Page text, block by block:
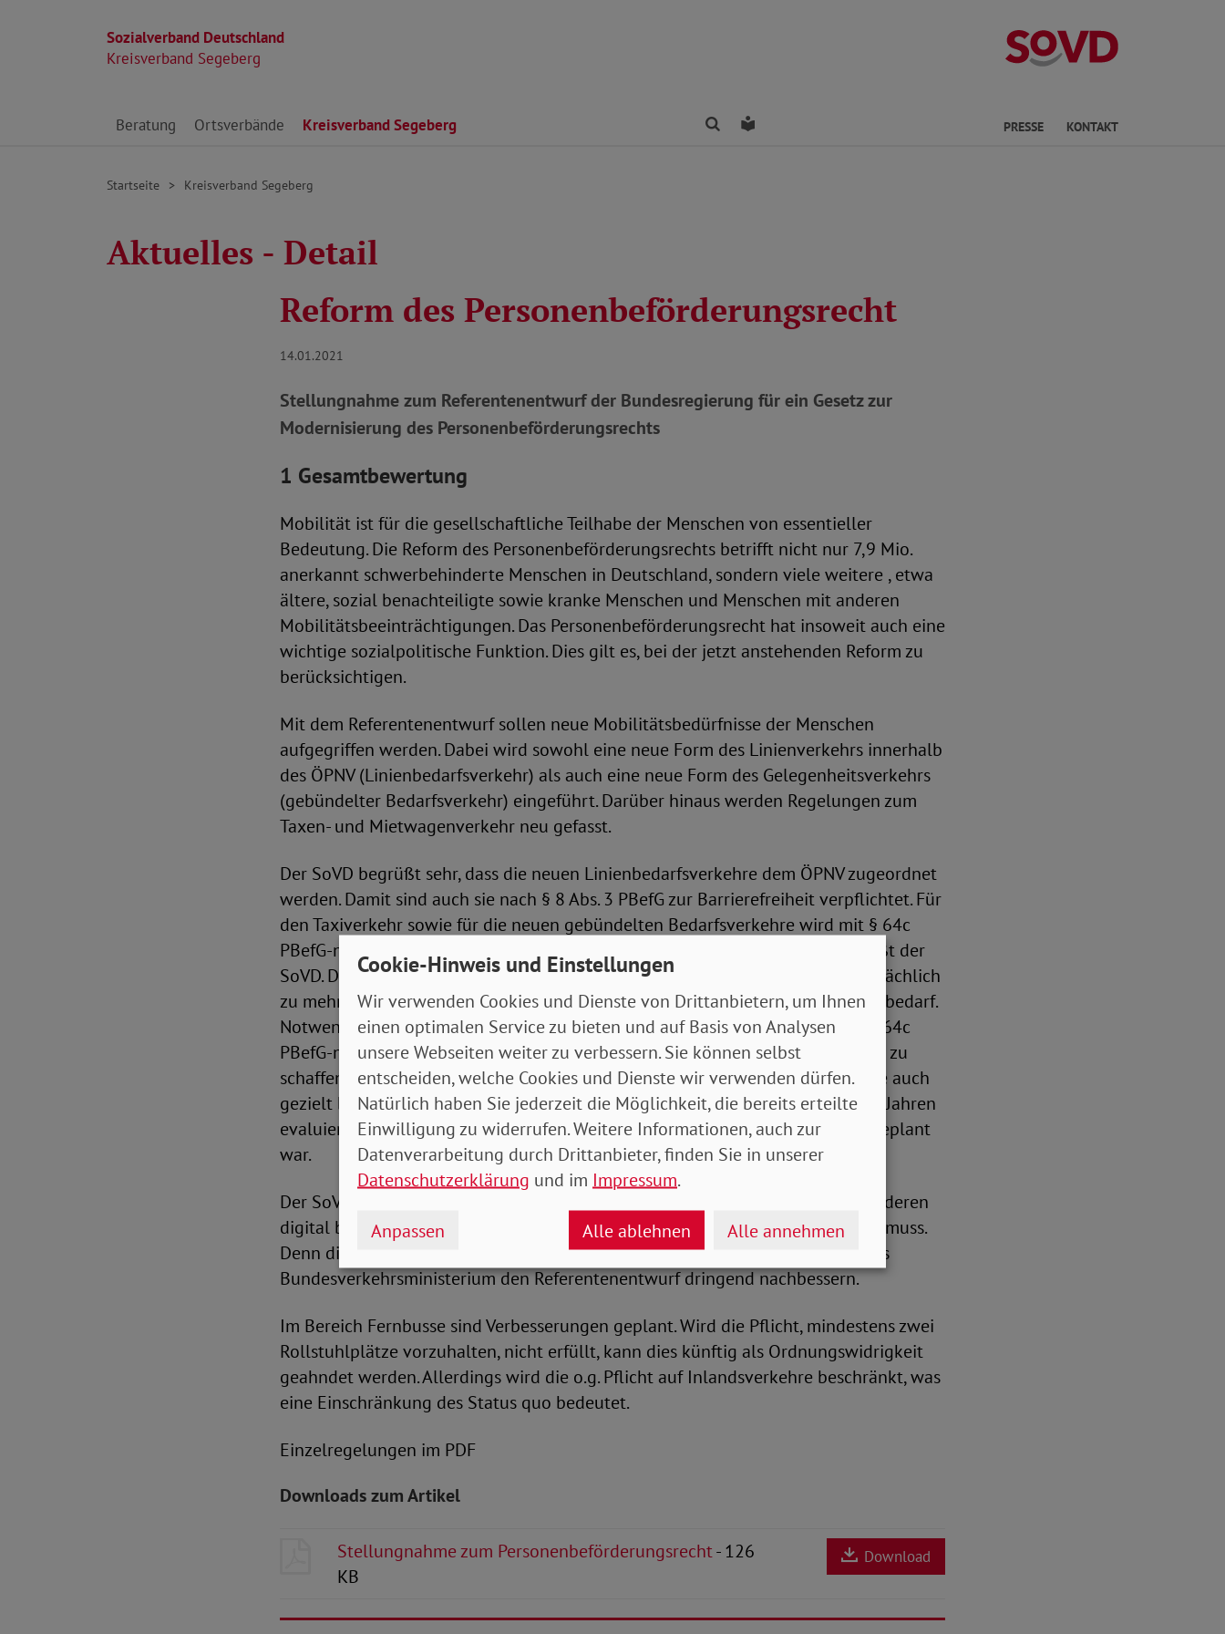
Sozialverband Deutschland
Kreisverband Segeberg
Kreisverband
Direkt zu den Inhalten springen
Beratung Ortsverbände Kreisverband Segeberg FindenLeichte Sprache PRESSE KONTAKT
Startseite Kreisverband Segeberg
Aktuelles - Detail
Reform des Personenbeförderungsrecht
14.01.2021
Stellungnahme zum Referentenentwurf der Bundesregierung für ein Gesetz zur
Modernisierung des Personenbeförderungsrechts
1 Gesamtbewertung
Mobilität ist für die gesellschaftliche Teilhabe der Menschen von essentieller
Bedeutung. Die Reform des Personenbeförderungsrechts betrifft nicht nur 7,9 Mio.
anerkannt schwerbehinderte Menschen in Deutschland, sondern viele weitere , etwa
ältere, sozial benachteiligte sowie kranke Menschen und Menschen mit anderen
Mobilitätsbeeinträchtigungen. Das Personenbeförderungsrecht hat insoweit auch eine
wichtige sozialpolitische Funktion. Dies gilt es, bei der jetzt anstehenden Reform zu
berücksichtigen.
Mit dem Referentenentwurf sollen neue Mobilitätsbedürfnisse der Menschen
aufgegriffen werden. Dabei wird sowohl eine neue Form des Linienverkehrs innerhalb
des ÖPNV (Linienbedarfsverkehr) als auch eine neue Form des Gelegenheitsverkehrs
(gebündelter Bedarfsverkehr) eingeführt. Darüber hinaus werden Regelungen zum
Taxen- und Mietwagenverkehr neu gefasst.
Der SoVD begrüßt sehr, dass die neuen Linienbedarfsverkehre dem ÖPNV zugeordnet
werden. Damit sind auch sie nach § 8 Abs. 3 PBefG zur Barrierefreiheit verpflichtet. Für
den Taxiverkehr sowie für die neuen gebündelten Bedarfsverkehre wird mit § 64c
PBefG-neu erstmals eine Pflicht zur Barrierefreiheit normiert. Auch dies begrüßt der
SoVD. Die Norm muss jedoch so ausgestaltet werden, dass sie in der Praxis tatsächlich
zu mehr barrierefreien Fahrzeugen führt; hier sieht der SoVD Nachbesserungs bedarf.
Notwendig ist zudem, Standards der Barrierefreiheit für die Fahrzeuge nach § 64c
PBefG-neu zu definieren, um Rechtssicherheit für Kunden wie für Unternehmer zu
schaffen. Zudem muss gewährleistet werden, dass die barrierefreien Fahrzeuge auch
gezielt bestellt und vermittelt werden können. Die Neuregelung sollte nach 5 Jahren
evaluiert werden, wie dies in den Eckpunkten zur Reform ursprünglich auch geplant
war.
Der SoVD betont, dass bei Einführung der neuen Verkehrsformen gerade auch deren
digital basierte Vermittlung und Abwicklung konsequent barrierefrei erfolgen muss.
Denn die Digitalisierung darf nicht zu neuen Exklusionen führen. Hier muss das
Bundesverkehrsministerium den Referentenentwurf dringend nachbessern.
Im Bereich Fernbusse sind Verbesserungen geplant. Wird die Pflicht, mindestens zwei
Rollstuhlplätze vorzuhalten, nicht erfüllt, kann dies künftig als Ordnungswidrigkeit
geahndet werden. Allerdings wird die o.g. Pflicht auf Inlandsverkehre beschränkt, was
eine Einschränkung des Status quo bedeutet.
Einzelregelungen im PDF
Downloads zum Artikel
Stellungnahme zum Personenbeförderungsrecht- 126
KB
Download
Cookie-Hinweis und Einstellungen
Wir verwenden Cookies und Dienste von Drittanbietern, um Ihnen
einen optimalen Service zu bieten und auf Basis von Analysen
unsere Webseiten weiter zu verbessern. Sie können selbst
entscheiden, welche Cookies und Dienste wir verwenden dürfen.
Natürlich haben Sie jederzeit die Möglichkeit, die bereits erteilte
Einwilligung zu widerrufen. Weitere Informationen, auch zur
Datenverarbeitung durch Drittanbieter, finden Sie in unserer
Datenschutzerklärung und im Impressum.
Anpassen Alle ablehnen Alle annehmen